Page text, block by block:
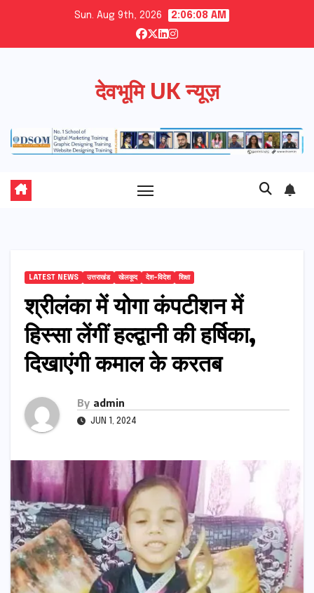
content
Sun. Aug 9th, 2026 2:06:09 AM
देवभूमि UK न्यूज़
LATEST NEWS उत्तराखंड खेलकूद देश-विदेश शिक्षा
श्रीलंका में योगा कंपटीशन में
हिस्सा लेंगीं हल्द्वानी की हर्षिका,
दिखाएंगी कमाल के करतब
By admin
JUN 1, 2024